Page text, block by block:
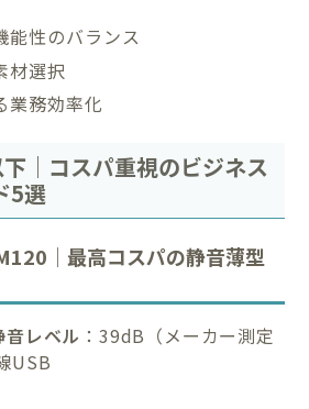
能性のバランス
材選択
業務効率化
｜コスパ重視のビジネス
5選
｜最高コスパの静音薄型
音レベル ：39dB（メーカー測定
USB